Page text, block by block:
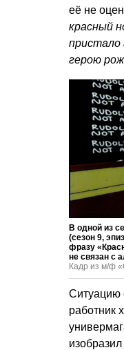
её не
красный
пристало
герою
В одной из
(сезон 9,
фразу
не связан с
Кадр из м/ф
Ситуацию
работник